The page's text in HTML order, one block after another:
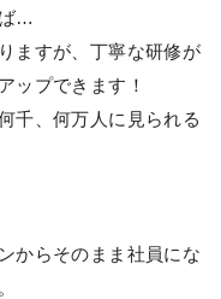
…
ますが、丁寧な研修が
ップできます！
千、何万人に見られる
からそのまま社員にな